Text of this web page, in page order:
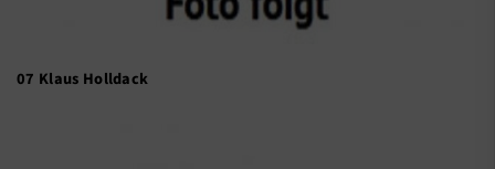
07 Klaus Holldack